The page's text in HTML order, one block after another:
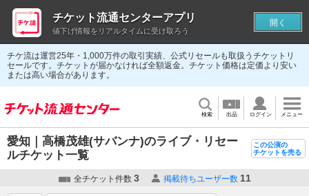
チケ流は運営25年・1,000万件の取引実績、公式リセールも取扱うチケットリ
セールです。チケットが届かなければ全額返金。チケット価格は定価より安い
または高い場合があります。
検索 出品 ログイン メニュー
愛知｜高橋茂雄(サバンナ)のライブ・リセー
ルチケット一覧
この公演の
チケットを売る
全チケット件数 3 掲載待ちユーザー数 11
チケット流通センターアプリ
値下げ情報をリアルタイムに受け取ろう
開く